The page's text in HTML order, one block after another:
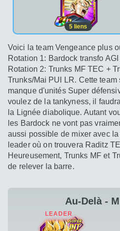
5 liens
Voici la team Vengeance plus
Rotation 1: Bardock transfo
Rotation 2: Trunks MF TEC +
Trunks/Mai PUI LR. Cette team
manque d'unités Super
voulez de la tankyness, il
la Lignée diabolique. Autant
les Bardock ne vont pas
aussi possible de mixer avec
leader où on trouvera Raditz
Heureusement, Trunks MF et
de relever la barre.
Au-Delà -